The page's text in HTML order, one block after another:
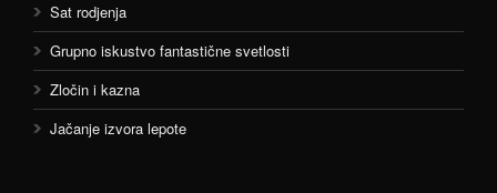
Sat rodjenja
Grupno iskustvo fantastične svetlosti
Zločin i kazna
Jačanje izvora lepote